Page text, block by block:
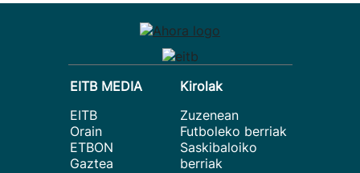
EITB MEDIA
EITB
Orain
ETBON
Gaztea
Kirolak
Zuzenean
Futboleko berriak
Saskibaloiko
berriak